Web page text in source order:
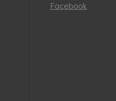
Facebook